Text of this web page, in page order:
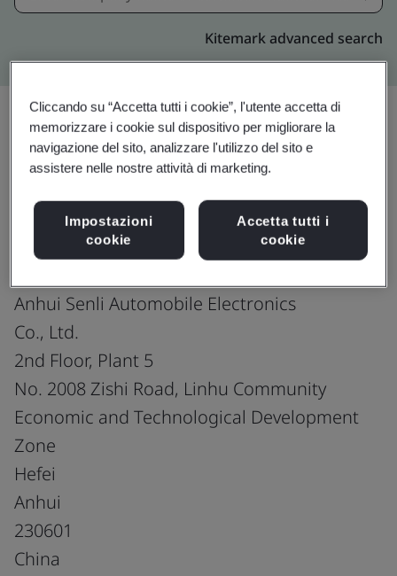
Kitemark advanced search
Condividi:
IATF 16949:2016
Anhui Senli Automobile Electronics
Co., Ltd.
2nd Floor, Plant 5
No. 2008 Zishi Road, Linhu Community
Economic and Technological Development
Zone
Hefei
Anhui
230601
China
Cliccando su “Accetta tutti i cookie”, l'utente accetta di
memorizzare i cookie sul dispositivo per migliorare la
navigazione del sito, analizzare l'utilizzo del sito e
assistere nelle nostre attività di marketing.
Impostazioni
cookie
Accetta tutti i
cookie